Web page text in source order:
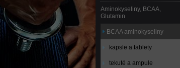
Aminokyseliny, BCAA,
Glutamin
BCAA aminokyseliny
kapsle a tablety
tekuté a ampule